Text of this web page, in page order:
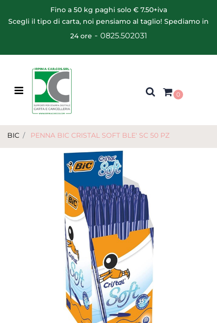
Fino a 50 kg paghi solo € 7.50+iva
Scegli il tipo di carta, noi pensiamo al taglio! Spediamo in
24 ore - 0825.502031
Open menu
0
BIC PENNA BIC CRISTAL SOFT BLE' SC 50 PZ